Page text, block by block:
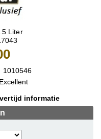
Liter
1010546
informatie